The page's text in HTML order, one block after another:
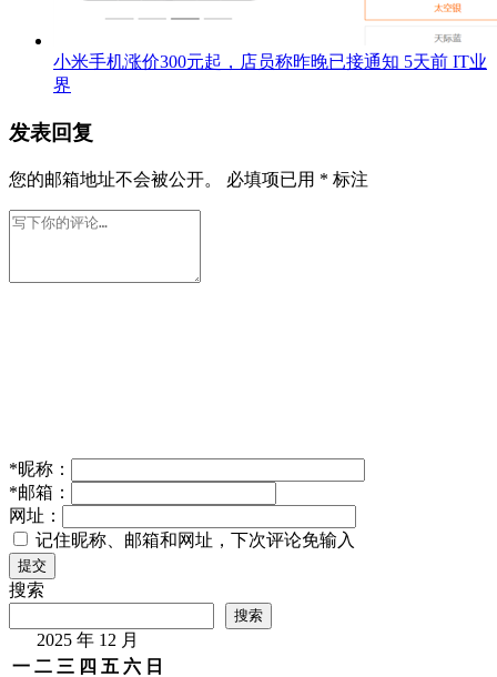
小米手机涨价300元起，店员称昨晚已接通知 5天前 IT业
界
发表回复
您的邮箱地址不会被公开。 必填项已用 * 标注
*昵称：
*邮箱：
网址：
记住昵称、邮箱和网址，下次评论免输入
提交
搜索
搜索
2025 年 12 月
一 二 三 四 五 六 日